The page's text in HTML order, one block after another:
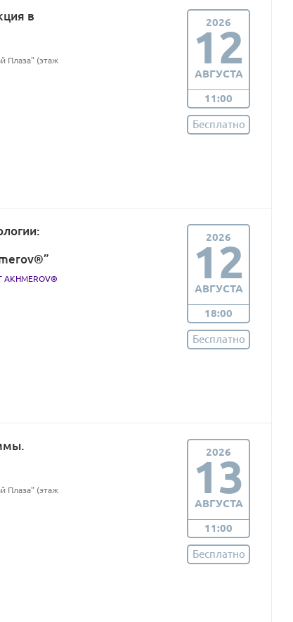
в
Плаза" (этаж
2026
12
АВГУСТА
11:00
Бесплатно
AKHMEROV®
2026
12
АВГУСТА
18:00
Бесплатно
Плаза" (этаж
2026
13
АВГУСТА
11:00
Бесплатно